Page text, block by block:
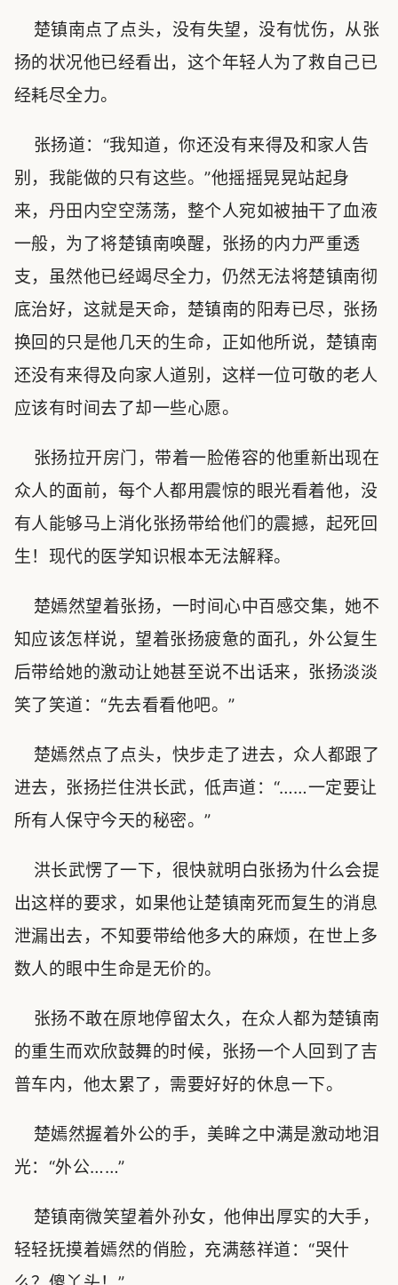
楚镇南点了点头，没有失望，没有忧伤，从张
扬的状况他已经看出，这个年轻人为了救自己已
经耗尽全力。
张扬道：“我知道，你还没有来得及和家人告
别，我能做的只有这些。”他摇摇晃晃站起身
来，丹田内空空荡荡，整个人宛如被抽干了血液
一般，为了将楚镇南唤醒，张扬的内力严重透
支，虽然他已经竭尽全力，仍然无法将楚镇南彻
底治好，这就是天命，楚镇南的阳寿已尽，张扬
换回的只是他几天的生命，正如他所说，楚镇南
还没有来得及向家人道别，这样一位可敬的老人
应该有时间去了却一些心愿。
张扬拉开房门，带着一脸倦容的他重新出现在
众人的面前，每个人都用震惊的眼光看着他，没
有人能够马上消化张扬带给他们的震撼，起死回
生！现代的医学知识根本无法解释。
楚嫣然望着张扬，一时间心中百感交集，她不
知应该怎样说，望着张扬疲惫的面孔，外公复生
后带给她的激动让她甚至说不出话来，张扬淡淡
笑了笑道：“先去看看他吧。”
楚嫣然点了点头，快步走了进去，众人都跟了
进去，张扬拦住洪长武，低声道：“……一定要让
所有人保守今天的秘密。”
洪长武愣了一下，很快就明白张扬为什么会提
出这样的要求，如果他让楚镇南死而复生的消息
泄漏出去，不知要带给他多大的麻烦，在世上多
数人的眼中生命是无价的。
张扬不敢在原地停留太久，在众人都为楚镇南
的重生而欢欣鼓舞的时候，张扬一个人回到了吉
普车内，他太累了，需要好好的休息一下。
楚嫣然握着外公的手，美眸之中满是激动地泪
光：“外公……”
楚镇南微笑望着外孙女，他伸出厚实的大手，
轻轻抚摸着嫣然的俏脸，充满慈祥道：“哭什